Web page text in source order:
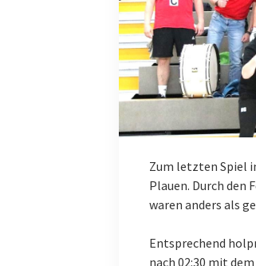
Zum letzten Spiel
Plauen. Durch den
waren anders als
Entsprechend
nach 02:30 mit